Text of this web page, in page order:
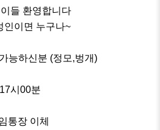
들 환영합니다
인이면 누구나~
능하신분 (정모,벙개)
시00분
통장 이체